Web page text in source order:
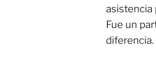
asistencia
Fue un
diferencia.